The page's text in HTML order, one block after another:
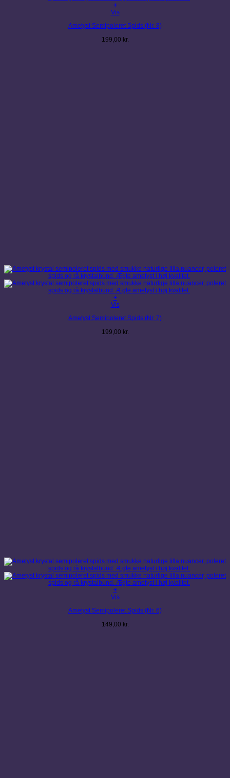
+
Vis
Ametyst Semipoleret Spids (Nr. 8)
199,00 kr.
+
Vis
Ametyst Semipoleret Spids (Nr. 7)
199,00 kr.
+
Vis
Ametyst Semipoleret Spids (Nr. 6)
149,00 kr.